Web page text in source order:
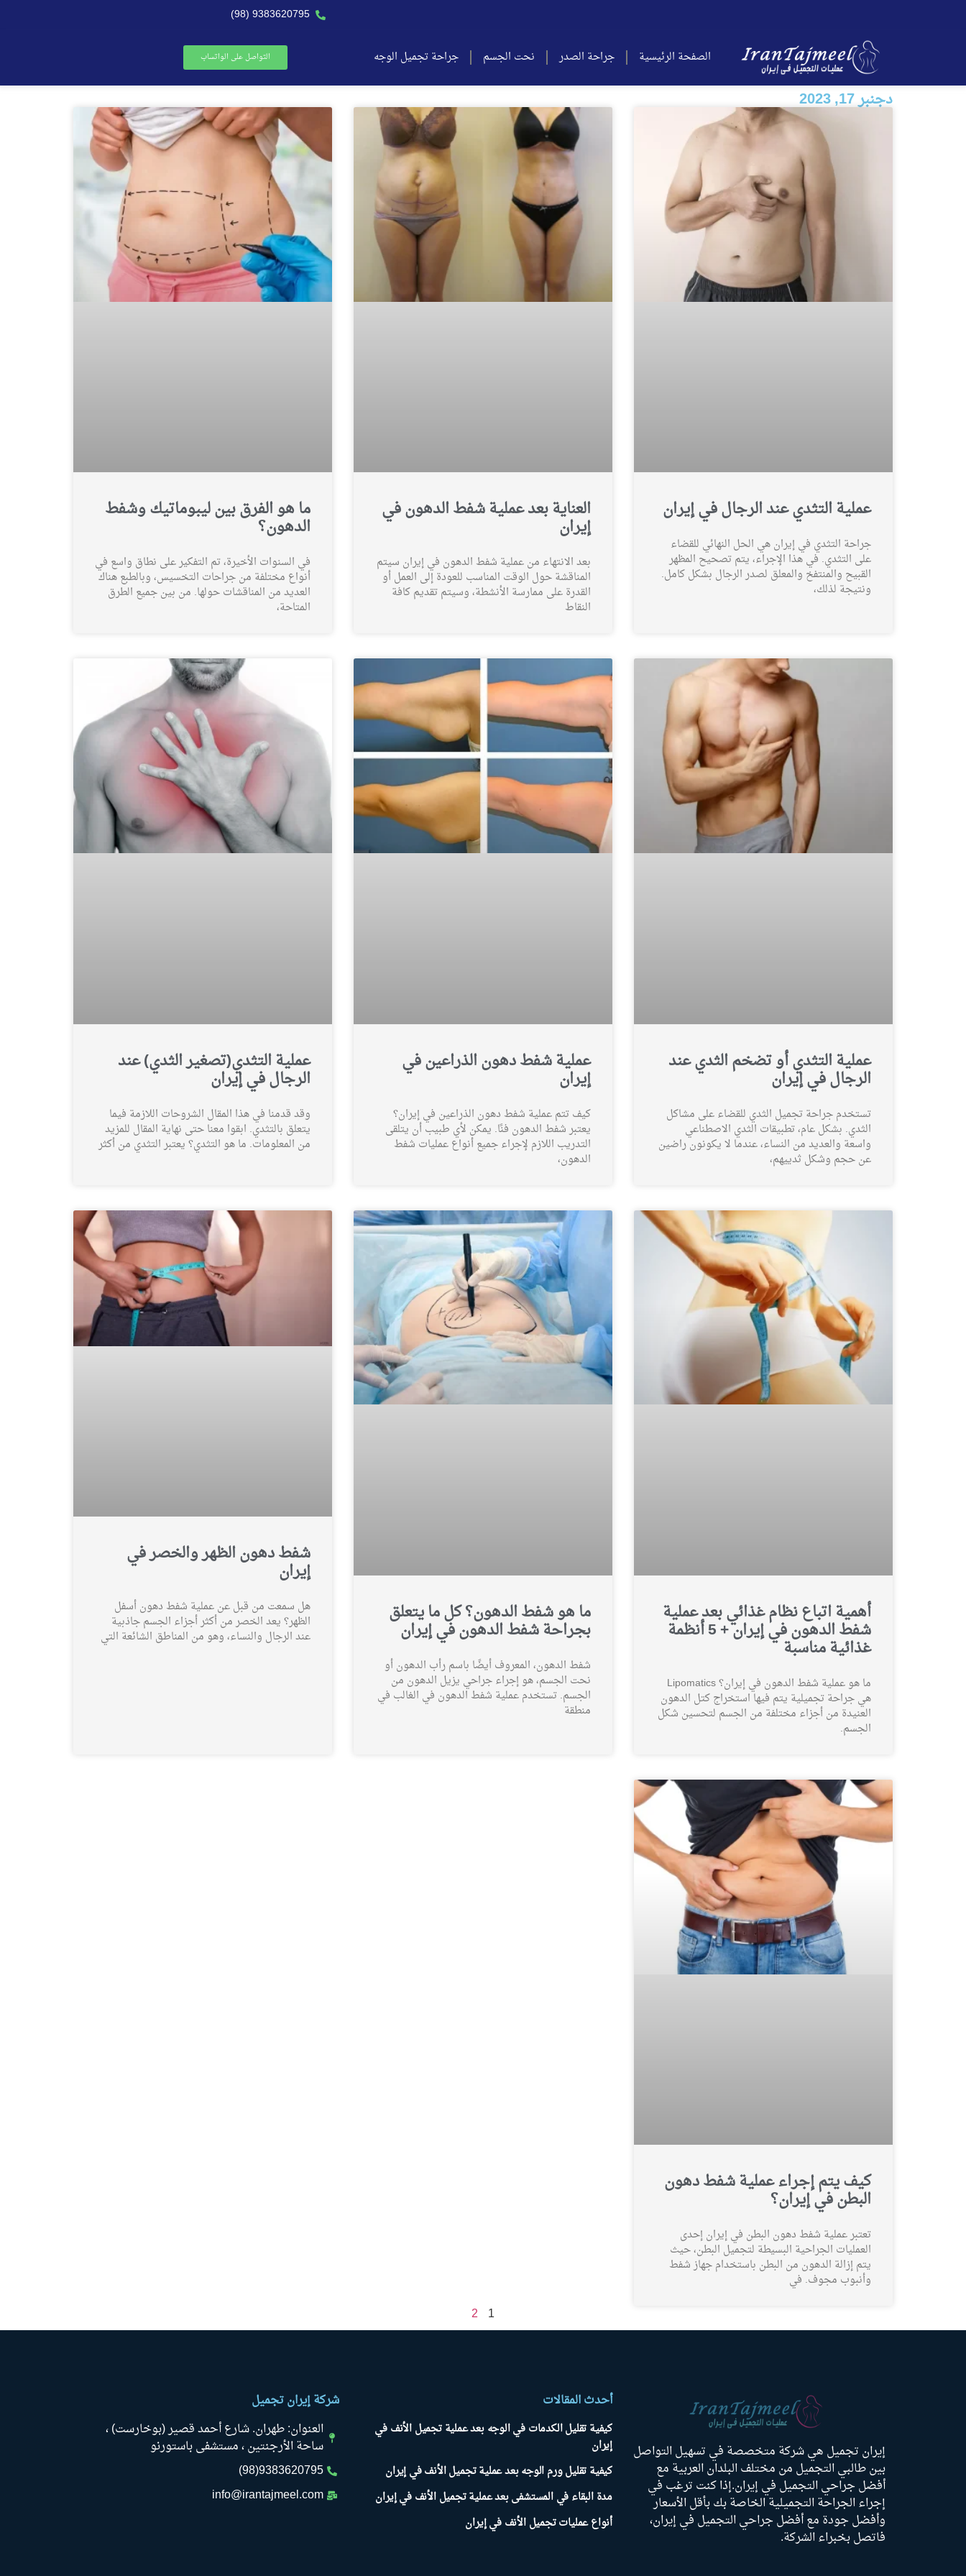
9383620795 (98)
الصفحة الرئیسیة جراحة الصدر نحت الجسم جراحة تجميل الوجه التواصل على الواتساب
دجنبر 17, 2023
عملية التثدي عند الرجال في إيران
جراحة التثدي في إيران هي الحل النهائي للقضاء
على التثدي. في هذا الإجراء، يتم تصحيح المظهر
القبيح والمنتفخ والمعلق لصدر الرجال بشكل كامل.
ونتيجة لذلك،
العناية بعد عملية شفط الدهون في
إيران
بعد الانتهاء من عملية شفط الدهون في إيران سيتم
المناقشة حول الوقت المناسب للعودة إلى العمل أو
القدرة على ممارسة الأنشطة، وسيتم تقديم كافة
النقاط
ما هو الفرق بين ليبوماتيك وشفط
الدهون؟
في السنوات الأخيرة، تم التفكير على نطاق واسع في
أنواع مختلفة من جراحات التخسيس، وبالطبع هناك
العديد من المناقشات حولها. من بين جميع الطرق
المتاحة،
عملية التثدي أو تضخم الثدي عند
الرجال في إيران
تستخدم جراحة تجميل الثدي للقضاء على مشاكل
الثدي. بشكل عام، تطبيقات الثدي الاصطناعي
واسعة والعديد من النساء، عندما لا يكونون راضين
عن حجم وشكل ثدييهم،
عملية شفط دهون الذراعين في
إيران
كيف تتم عملية شفط دهون الذراعين في إيران؟
يعتبر شفط الدهون فنًا. يمكن لأي طبيب أن يتلقى
التدريب اللازم لإجراء جميع أنواع عمليات شفط
الدهون،
عملية التثدي(تصغير الثدي) عند
الرجال في إيران
وقد قدمنا في هذا المقال الشروحات اللازمة فيما
يتعلق بالتثدي. ابقوا معنا حتى نهاية المقال للمزيد
من المعلومات. ما هو التثدي؟ يعتبر التثدي من أكثر
أهمية اتباع نظام غذائي بعد عملية
شفط الدهون في إيران + 5 أنظمة
غذائية مناسبة
ما هو عملية شفط الدهون في إيران؟ Lipomatics
هي جراحة تجميلية يتم فيها استخراج كتل الدهون
العنيدة من أجزاء مختلفة من الجسم لتحسين شكل
الجسم.
ما هو شفط الدهون؟ كل ما يتعلق
بجراحة شفط الدهون في إيران
شفط الدهون، المعروف أيضًا باسم رأب الدهون أو
نحت الجسم، هو إجراء جراحي يزيل الدهون من
الجسم. تستخدم عملية شفط الدهون في الغالب في
منطقة
شفط دهون الظهر والخصر في
إيران
هل سمعت من قبل عن عملية شفط دهون أسفل
الظهر؟ يعد الخصر من أكثر أجزاء الجسم جاذبية
عند الرجال والنساء، وهو من المناطق الشائعة التي
كيف يتم إجراء عملية شفط دهون
البطن في إيران؟
تعتبر عملية شفط دهون البطن في إيران إحدى
العمليات الجراحية البسيطة لتجميل البطن، حيث
يتم إزالة الدهون من البطن باستخدام جهاز شفط
وأنبوب مجوف. في
1
2
إيران تجميل هي شركة متخصصة في تسهيل التواصل
بين طالبي التجميل من مختلف البلدان العربية مع
أفضل جراحي التجميل في إيران.إذا كنت ترغب في
إجراء الجراحة التجميلية الخاصة بك بأقل الأسعار
وأفضل جودة مع أفضل جراحي التجميل في إيران،
فاتصل بخبراء الشركة.
أحدث المقالات
كيفية تقليل الكدمات في الوجه بعد عملية تجميل الأنف في
إيران
كيفية تقليل ورم الوجه بعد عملية تجميل الأنف في إيران
مدة البقاء في المستشفى بعد عملية تجميل الأنف في إيران
أنواع عمليات تجميل الأنف في إيران
شركة إيران تجميل
العنوان: طهران. شارع أحمد قصير (بوخارست) ،
ساحة الأرجنتين ، مستشفى باستورنو
9383620795(98)
info@irantajmeel.com